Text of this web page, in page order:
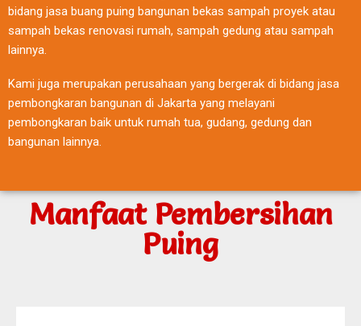
bidang jasa buang puing bangunan bekas sampah proyek atau
sampah bekas renovasi rumah, sampah gedung atau sampah
lainnya.
Kami juga merupakan perusahaan yang bergerak di bidang jasa
pembongkaran bangunan di Jakarta yang melayani
pembongkaran baik untuk rumah tua, gudang, gedung dan
bangunan lainnya.
Manfaat Pembersihan
Puing